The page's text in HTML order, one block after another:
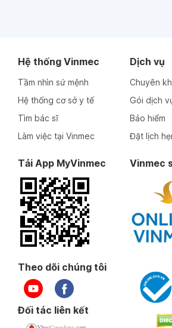
Hệ thống Vinmec
Tầm nhìn sứ mệnh
Hệ thống cơ sở y tế
Tìm bác sĩ
Làm việc tại Vinmec
Dịch vụ
Chuyên
Gói dịch
Bảo hiểm
Đặt lịch
Tải App MyVinmec Vinmec
Theo dõi chúng tôi
Đối tác liên kết